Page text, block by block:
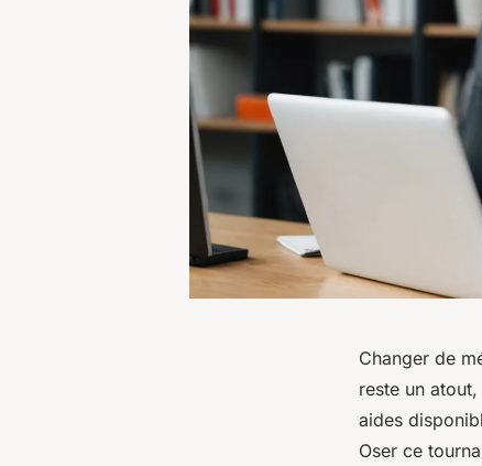
Changer de
reste un
aides
Oser ce